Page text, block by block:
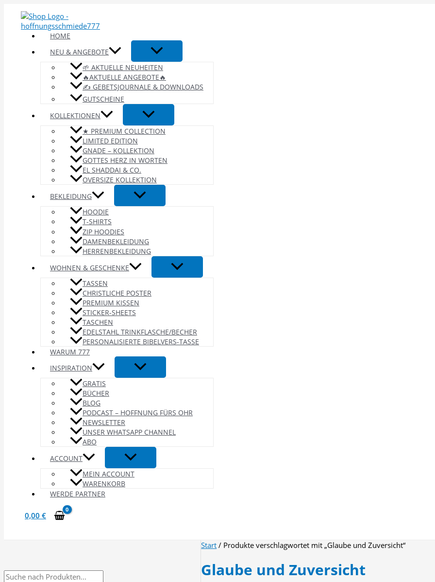
Inhalt
springen
HOME
NEU & ANGEBOTE
🌱 AKTUELLE NEUHEITEN
🔥AKTUELLE ANGEBOTE🔥
✍️ GEBETSJOURNALE & DOWNLOADS
GUTSCHEINE
KOLLEKTIONEN
★ PREMIUM COLLECTION
LIMITED EDITION
GNADE – KOLLEKTION
GOTTES HERZ IN WORTEN
EL SHADDAI & CO.
OVERSIZE KOLLEKTION
BEKLEIDUNG
HOODIE
T-SHIRTS
ZIP HOODIES
DAMENBEKLEIDUNG
HERRENBEKLEIDUNG
WOHNEN & GESCHENKE
TASSEN
CHRISTLICHE POSTER
PREMIUM KISSEN
STICKER-SHEETS
TASCHEN
EDELSTAHL TRINKFLASCHE/BECHER
PERSONALISIERTE BIBELVERS-TASSE
WARUM 777
INSPIRATION
GRATIS
BÜCHER
BLOG
PODCAST – HOFFNUNG FÜRS OHR
NEWSLETTER
UNSER WHATSAPP CHANNEL
ABO
ACCOUNT
MEIN ACCOUNT
WARENKORB
WERDE PARTNER
0,00 €
P
Start / Produkte verschlagwortet mit „Glaube und Zuversicht“
Glaube und Zuversicht